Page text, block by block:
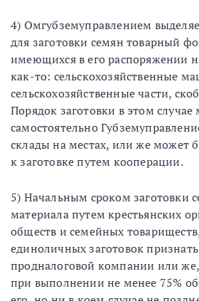
4) Омгубземуправлением
для заготовки семян товарный
имеющихся в его распоряжении
как-то: сельскохозяйственные
сельскохозяйственные части,
Порядок заготовки в этом
самостоятельно
склады на местах, или же может
к заготовке путем кооперации.
5) Начальным сроком заготовки
материала путем крестьянских
обществ и семейных
единоличных заготовок
продналоговой компании или
при выполнении не менее 75%